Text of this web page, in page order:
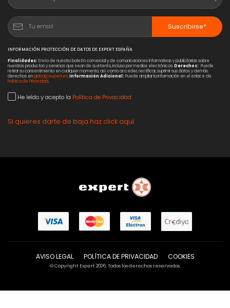
Suscribirse*
INFORMACIÓN PROTECCIÓN DE DATOS DE EXPERT ESPAÑA
Finalidades: Envío de nuestro boletín comercial y de comunicaciones informativas y publicitarias sobre
nuestros productos y servicios que sean de su interés, incluso por medios electrónicos.Derechos: Puede
retirar su consentimiento en cualquier momento, así como acceder, rectificar, suprimir sus datos y demás
derechos englobal@expert.es.Información Adicional: Puede ampliar la información en el enlace de
Política de Privacidad.
He leído y acepto la Política de Privacidad
Si quieres darte de baja haz click aquí
AVISO LEGAL POLÍTICA DE PRIVACIDAD COOKIES
© Copyright Expert 2026. Todos los derechos reservados.